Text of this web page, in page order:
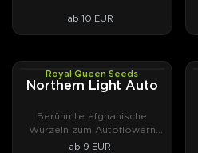
ab 10 EUR
AUTOFEMRoyal Queen Seeds
Northern Light Auto
Berühmte afghanische
Wurzeln zum Autoflowern
gebracht.
ab 9 EUR